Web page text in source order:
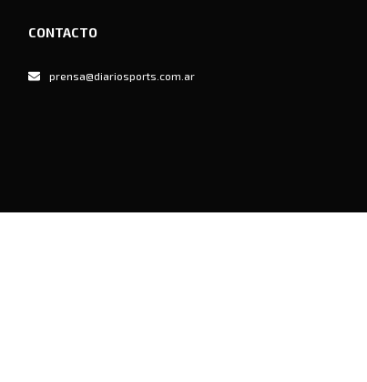
CONTACTO
prensa@diariosports.com.ar